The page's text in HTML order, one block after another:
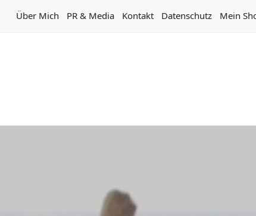
Über Mich PR & Media Kontakt Datenschutz Mein